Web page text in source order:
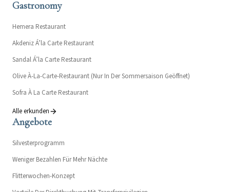
Gastronomy
Hemera Restaurant
Akdeniz Á’la Carte Restaurant
Sandal Á’la Carte Restaurant
Olive À-La-Carte-Restaurant (Nur In Der Sommersaison Geöffnet)
Sofra À La Carte Restaurant
Alle erkunden
Angebote
Silvesterprogramm
Weniger Bezahlen Für Mehr Nächte
Flitterwochen-Konzept